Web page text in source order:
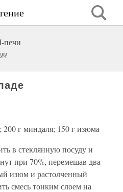
печи
г миндаля; 150 г изюма
в стеклянную посуду и
при 70%, перемешав два
изюм и растолченный
смесь тонким слоем на